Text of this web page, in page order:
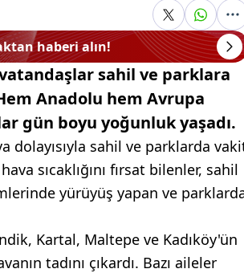
haberi alın!
sahil ve parklara
Anadolu hem Avrupa
gün boyu yoğunluk yaşadı.
dolayısıyla sahil ve parklarda
sıcaklığını fırsat bilenler, sahil
yürüyüş yapan ve
Kartal, Maltepe ve Kadıköy'ün
tadını çıkardı. Bazı aileler